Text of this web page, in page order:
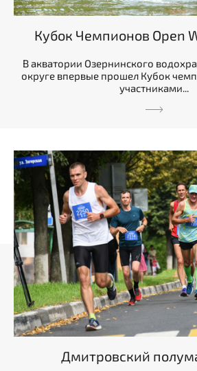
Кубок Чемпионов Open
В акватории Озернинского
округе впервые прошел Кубок
участниками...
Дмитровский